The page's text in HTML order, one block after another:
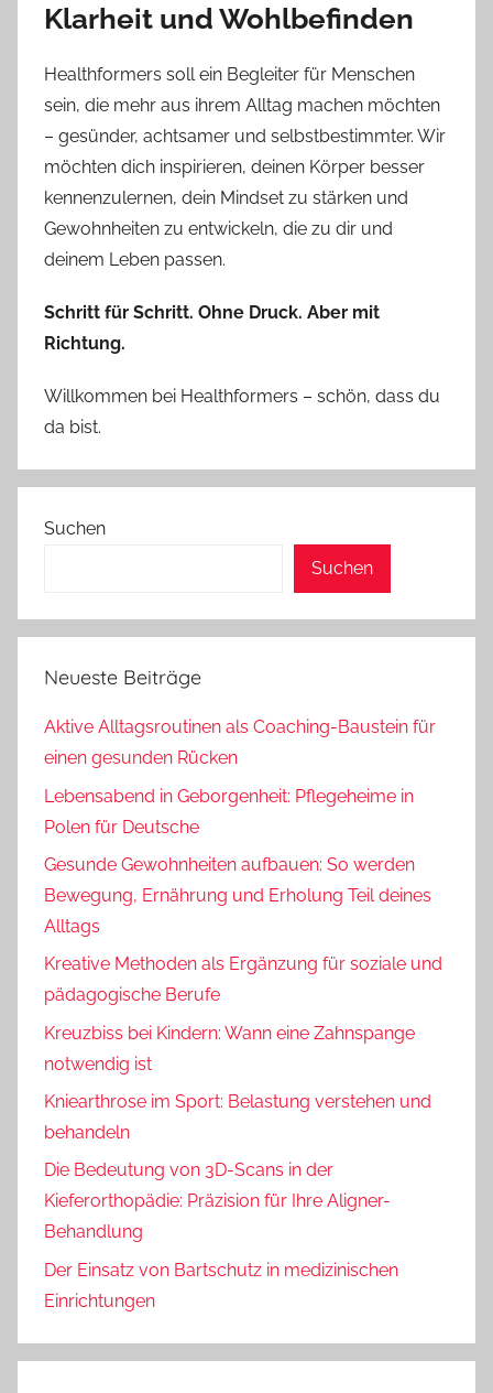
Klarheit und Wohlbefinden
Healthformers soll ein Begleiter für Menschen
sein, die mehr aus ihrem Alltag machen möchten
– gesünder, achtsamer und selbstbestimmter. Wir
möchten dich inspirieren, deinen Körper besser
kennenzulernen, dein Mindset zu stärken und
Gewohnheiten zu entwickeln, die zu dir und
deinem Leben passen.
Schritt für Schritt. Ohne Druck. Aber mit
Richtung.
Willkommen bei Healthformers – schön, dass du
da bist.
Suchen
Suchen
Neueste Beiträge
Aktive Alltagsroutinen als Coaching-Baustein für
einen gesunden Rücken
Lebensabend in Geborgenheit: Pflegeheime in
Polen für Deutsche
Gesunde Gewohnheiten aufbauen: So werden
Bewegung, Ernährung und Erholung Teil deines
Alltags
Kreative Methoden als Ergänzung für soziale und
pädagogische Berufe
Kreuzbiss bei Kindern: Wann eine Zahnspange
notwendig ist
Kniearthrose im Sport: Belastung verstehen und
behandeln
Die Bedeutung von 3D-Scans in der
Kieferorthopädie: Präzision für Ihre Aligner-
Behandlung
Der Einsatz von Bartschutz in medizinischen
Einrichtungen